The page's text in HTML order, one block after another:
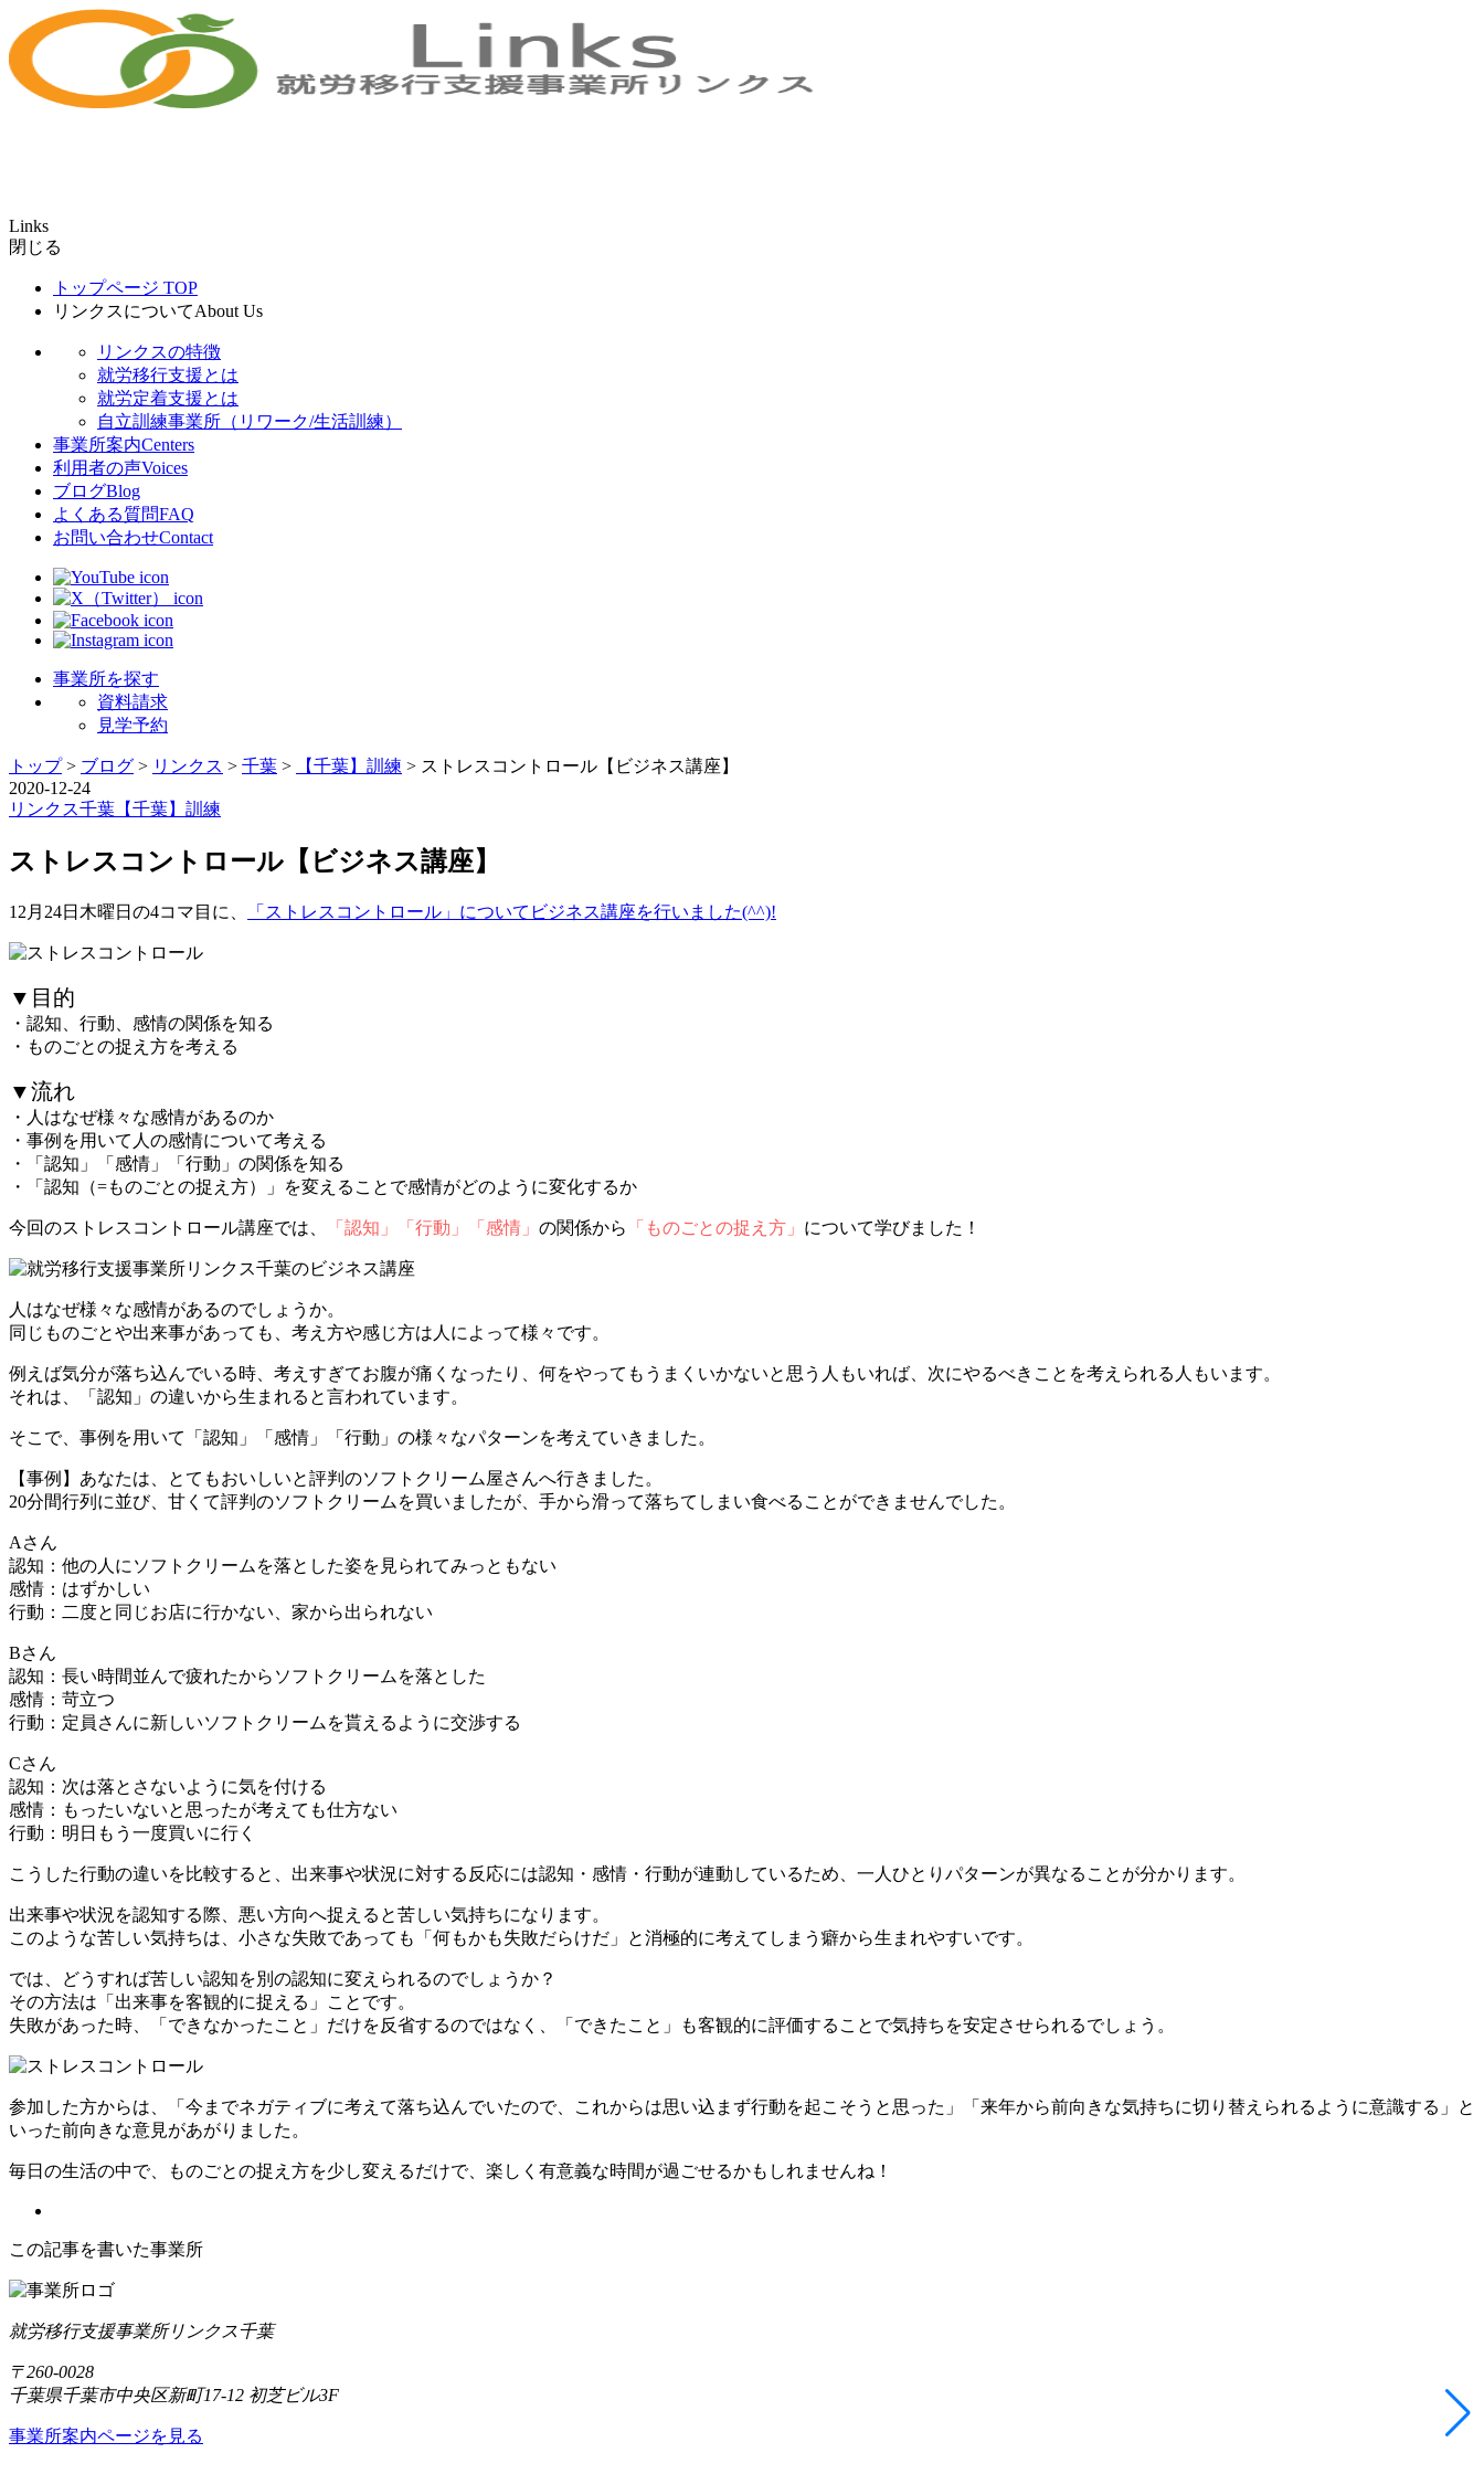
Links
閉じる
トップページ TOP
リンクスについてAbout Us
リンクスの特徴
就労移行支援とは
就労定着支援とは
自立訓練事業所（リワーク/生活訓練）
事業所案内Centers
利用者の声Voices
ブログBlog
よくある質問FAQ
お問い合わせContact
事業所を探す
資料請求
見学予約
トップ> ブログ > リンクス > 千葉 > 【千葉】訓練 > ストレスコントロール【ビジネス講座】
2020-12-24
リンクス千葉 【千葉】訓練
ストレスコントロール【ビジネス講座】
12月24日木曜日の4コマ目に、 「ストレスコントロール」についてビジネス講座を行いました(^^)!
▼目的
・認知、行動、感情の関係を知る
・ものごとの捉え方を考える
▼流れ
・人はなぜ様々な感情があるのか
・事例を用いて人の感情について考える
・「認知」「感情」「行動」の関係を知る
・「認知（=ものごとの捉え方）」を変えることで感情がどのように変化するか
今回のストレスコントロール講座では、 「認知」「行動」「感情」 の関係から 「ものごとの捉え方」 について学びました！
人はなぜ様々な感情があるのでしょうか。
同じものごとや出来事があっても、考え方や感じ方は人によって様々です。
例えば気分が落ち込んでいる時、考えすぎてお腹が痛くなったり、何をやってもうまくいかないと思う人もいれば、次にやるべきことを考えられる人もいます。
それは、「認知」の違いから生まれると言われています。
そこで、事例を用いて「認知」「感情」「行動」の様々なパターンを考えていきました。
【事例】あなたは、とてもおいしいと評判のソフトクリーム屋さんへ行きました。
20分間行列に並び、甘くて評判のソフトクリームを買いましたが、手から滑って落ちてしまい食べることができませんでした。
Aさん
認知：他の人にソフトクリームを落とした姿を見られてみっともない
感情：はずかしい
行動：二度と同じお店に行かない、家から出られない
Bさん
認知：長い時間並んで疲れたからソフトクリームを落とした
感情：苛立つ
行動：定員さんに新しいソフトクリームを貰えるように交渉する
Cさん
認知：次は落とさないように気を付ける
感情：もったいないと思ったが考えても仕方ない
行動：明日もう一度買いに行く
こうした行動の違いを比較すると、出来事や状況に対する反応には認知・感情・行動が連動しているため、一人ひとりパターンが異なることが分かります。
出来事や状況を認知する際、悪い方向へ捉えると苦しい気持ちになります。
このような苦しい気持ちは、小さな失敗であっても「何もかも失敗だらけだ」と消極的に考えてしまう癖から生まれやすいです。
では、どうすれば苦しい認知を別の認知に変えられるのでしょうか？
その方法は「出来事を客観的に捉える」ことです。
失敗があった時、「できなかったこと」だけを反省するのではなく、「できたこと」も客観的に評価することで気持ちを安定させられるでしょう。
参加した方からは、「今までネガティブに考えて落ち込んでいたので、これからは思い込まず行動を起こそうと思った」「来年から前向きな気持ちに切り替えられるように意識する」と
いった前向きな意見があがりました。
毎日の生活の中で、ものごとの捉え方を少し変えるだけで、楽しく有意義な時間が過ごせるかもしれませんね！
この記事を書いた事業所
就労移行支援事業所リンクス千葉
〒260-0028
千葉県千葉市中央区新町17-12 初芝ビル3F
事業所案内ページを見る